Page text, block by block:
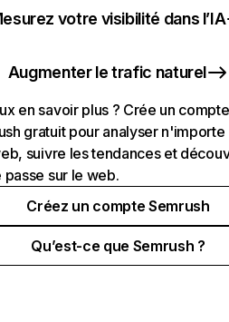
votre visibilité dans l’IA
Augmenter le trafic naturel
en savoir plus ? Crée un compte
gratuit pour analyser n'importe
suivre les tendances et
passe sur le web.
Créez un compte Semrush
Qu’est-ce que Semrush ?